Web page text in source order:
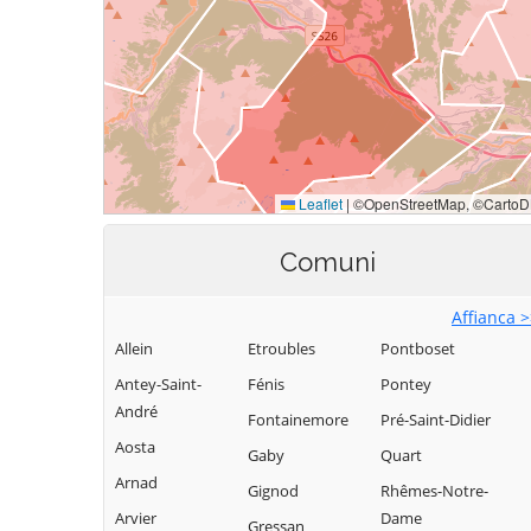
Comuni
Affianca
Allein
Antey-Saint-
André
Aosta
Arnad
Arvier
Etroubles
Fénis
Fontainemore
Gaby
Gignod
Gressan
Pontboset
Pontey
Pré-Saint-Didier
Quart
Rhêmes-Notre-
Dame